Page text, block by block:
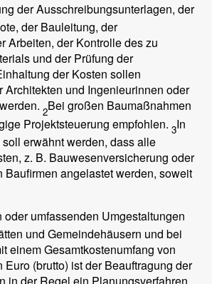
der Ausschreibungsunterlagen, der
der Bauleitung, der
Arbeiten, der Kontrolle des zu
und der Prüfung der
der Kosten sollen
Architekten und Ingenieurinnen oder
2Bei großen Baumaßnahmen
Projektsteuerung empfohlen. 3In
erwähnt werden, dass alle
z. B. Bauwesenversicherung oder
Baufirmen angelastet werden, soweit
oder umfassenden Umgestaltungen
und Gemeindehäusern und bei
einem Gesamtkostenumfang von
(brutto) ist der Beauftragung der